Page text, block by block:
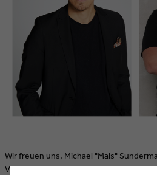
Wir freuen uns, Michael "Mais"
Vorstandsmitglied bei Eyes & Ears of